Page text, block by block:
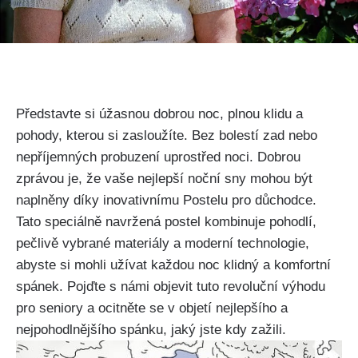
Představte si úžasnou dobrou noc, plnou klidu a
pohody, kterou si zasloužíte. Bez bolestí zad nebo
nepříjemných probuzení uprostřed noci. Dobrou
zprávou je, že vaše nejlepší noční sny mohou být
naplněny díky inovativnímu Postelu pro důchodce.
Tato speciálně navržená postel kombinuje pohodlí,
pečlivě vybrané materiály a moderní technologie,
abyste si mohli užívat každou noc klidný a komfortní
spánek. Pojďte s námi objevit tuto revoluční výhodu
pro seniory a ocitněte se v objetí nejlepšího a
nejpohodlnějšího spánku, jaký jste kdy zažili.